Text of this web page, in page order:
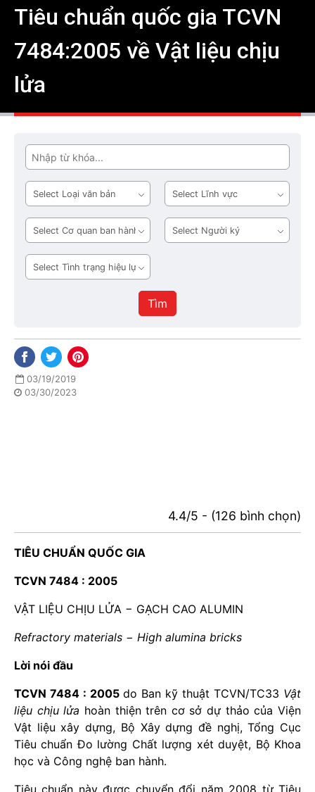
Tiêu chuẩn quốc gia TCVN
7484:2005 về Vật liệu chịu
lửa
Tìm
Loại
văn
bản
Lĩnh
vực
Cơ
quan
ban
hành
Người
ký
Tình
trạng
Tìm
03/19/2019
03/30/2023
4.4/5 - (126 bình chọn)
TIÊU CHUẨN QUỐC GIA
TCVN 7484 : 2005
VẬT LIỆU CHỊU LỬA − GẠCH CAO ALUMIN
Refractory materials − High alumina bricks
Lời nói đầu
TCVN 7484 : 2005 do Ban kỹ thuật TCVN/TC33 Vật
liệu chịu lửa hoàn thiện trên cơ sở dự thảo của Viện
Vật liệu xây dựng, Bộ Xây dựng đề nghị, Tổng Cục
Tiêu chuẩn Đo lường Chất lượng xét duyệt, Bộ Khoa
học và Công nghệ ban hành.
Tiêu chuẩn này được chuyển đổi năm 2008 từ Tiêu